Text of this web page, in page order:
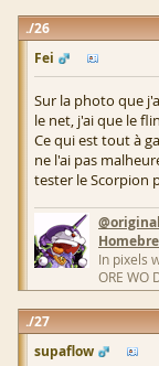
26
Fei
Sur la photo que
le net, j'ai que le
Ce qui est tout à
ne l'ai pas
tester le Scorpion
In pixels
ORE WO
27
supaflow